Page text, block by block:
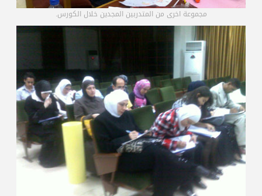
مجموعة اخرى من المتدربين المجدين خلال الكورس.